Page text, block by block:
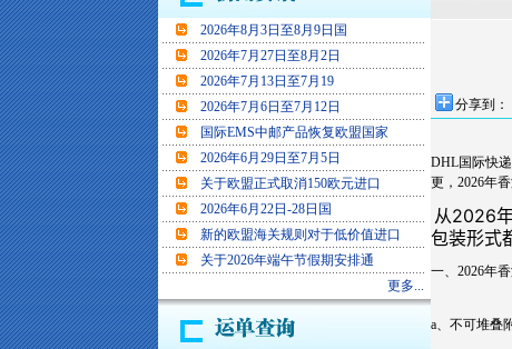
2026年8月3日至8月9日国
2026年7月27日至8月2日
2026年7月13日至7月19
2026年7月6日至7月12日
国际EMS中邮产品恢复欧盟国家
2026年6月29日至7月5日
关于欧盟正式取消150欧元进口
2026年6月22日-28日国
新的欧盟海关规则对于低价值进口
关于2026年端午节假期安排通
更多...
分享到：
DHL国际快
更，2026年
从2026
包装形式
一、2026年
a、不可堆叠